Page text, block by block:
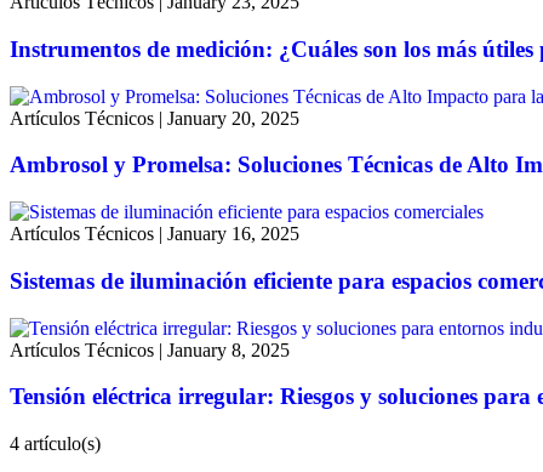
Instrumentos de medición: ¿Cuáles son los más
Artículos Técnicos | January 20, 2025
Ambrosol y Promelsa: Soluciones Técnicas de Alto
Artículos Técnicos | January 16, 2025
Sistemas de iluminación eficiente para espacios
Artículos Técnicos | January 8, 2025
Tensión eléctrica irregular: Riesgos y soluciones para
4 artículo(s)